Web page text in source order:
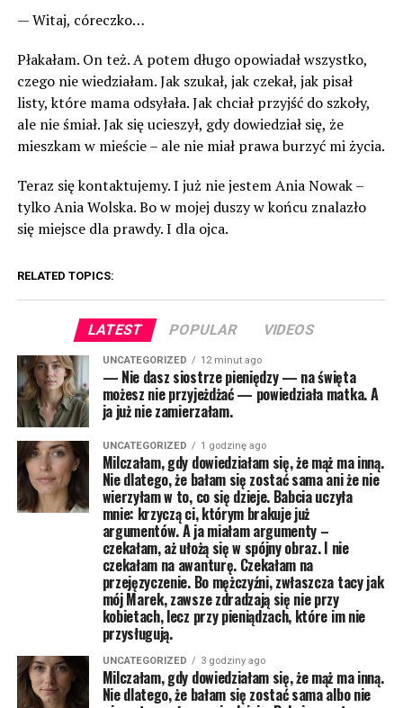
— Witaj, córeczko…
Płakałam. On też. A potem długo opowiadał wszystko,
czego nie wiedziałam. Jak szukał, jak czekał, jak pisał
listy, które mama odsyłała. Jak chciał przyjść do szkoły,
ale nie śmiał. Jak się ucieszył, gdy dowiedział się, że
mieszkam w mieście – ale nie miał prawa burzyć mi życia.
Teraz się kontaktujemy. I już nie jestem Ania Nowak –
tylko Ania Wolska. Bo w mojej duszy w końcu znalazło
się miejsce dla prawdy. I dla ojca.
RELATED TOPICS:
LATEST POPULAR VIDEOS
UNCATEGORIZED 12 minut ago
— Nie dasz siostrze pieniędzy — na święta
możesz nie przyjeżdżać — powiedziała matka. A
ja już nie zamierzałam.
UNCATEGORIZED 1 godzinę ago
Milczałam, gdy dowiedziałam się, że mąż ma inną.
Nie dlatego, że bałam się zostać sama ani że nie
wierzyłam w to, co się dzieje. Babcia uczyła
mnie: krzyczą ci, którym brakuje już
argumentów. A ja miałam argumenty –
czekałam, aż ułożą się w spójny obraz. I nie
czekałam na awanturę. Czekałam na
przejęzyczenie. Bo mężczyźni, zwłaszcza tacy jak
mój Marek, zawsze zdradzają się nie przy
kobietach, lecz przy pieniądzach, które im nie
przysługują.
UNCATEGORIZED 3 godziny ago
Milczałam, gdy dowiedziałam się, że mąż ma inną.
Nie dlatego, że bałam się zostać sama albo nie